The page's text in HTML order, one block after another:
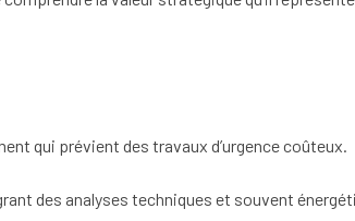
qui prévient des travaux d’urgence coûteux.
des analyses techniques et souvent